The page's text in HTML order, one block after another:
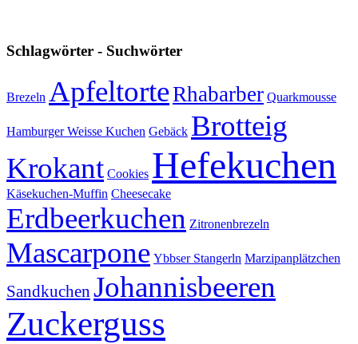
Schlagwörter - Suchwörter
Brezeln ApfeltorteRhabarber Quarkmousse
Hamburger Weisse Kuchen Gebäck Brotteig
Krokant Cookies Hefekuchen
Käsekuchen-Muffin Cheesecake
Erdbeerkuchen Zitronenbrezeln
Mascarpone Ybbser Stangerln Marzipanplätzchen
Sandkuchen Johannisbeeren
Zuckerguss